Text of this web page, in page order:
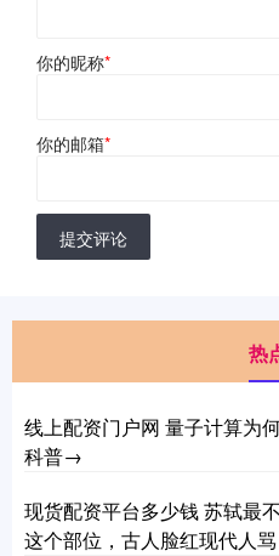
你的昵称*
你的邮箱*
提交评论
热
线上配资门户网 量子计算为
科普→
现货配资平台多少钱 苏轼最
这个部位，古人脸红现代人骂